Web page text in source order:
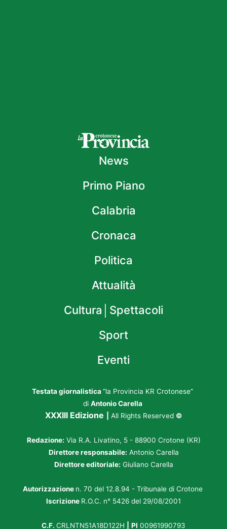
News
Primo Piano
Calabria
Cronaca
Politica
Attualità
Cultura│Spettacoli
Sport
Eventi
Testata giornalistica “la Provincia KR Crotonese”
di Antonio Carella
XXXIII Edizione All Rights Reserved ©
Redazione: Via R.A. Livatino, 5 - 88900 Crotone (KR)
Direttore responsabile: Antonio Carella
Direttore editoriale: Giuliano Carella
Autorizzazione n. 70 del 12.8.94 - Tribunale di Crotone
Iscrizione R.O.C. n° 5426 del 29/08/2001
C.F. CRLNTN51A18D122H PI 00961990793